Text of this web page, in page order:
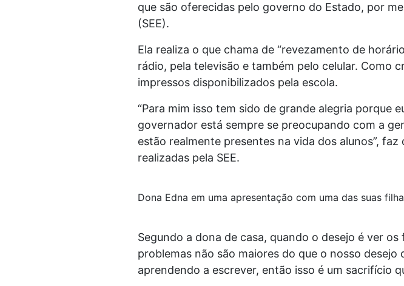
que são oferecidas pelo governo do Estado, por
(SEE).
Ela realiza o que chama de “revezamento de
rádio, pela televisão e também pelo celular. Como
impressos disponibilizados pela escola.
“Para mim isso tem sido de grande alegria porque
governador está sempre se preocupando com a
estão realmente presentes na vida dos alunos”,
realizadas pela SEE.
Dona Edna em uma apresentação com uma das suas
Segundo a dona de casa, quando o desejo é ver
problemas não são maiores do que o nosso
aprendendo a escrever, então isso é um sacrifício